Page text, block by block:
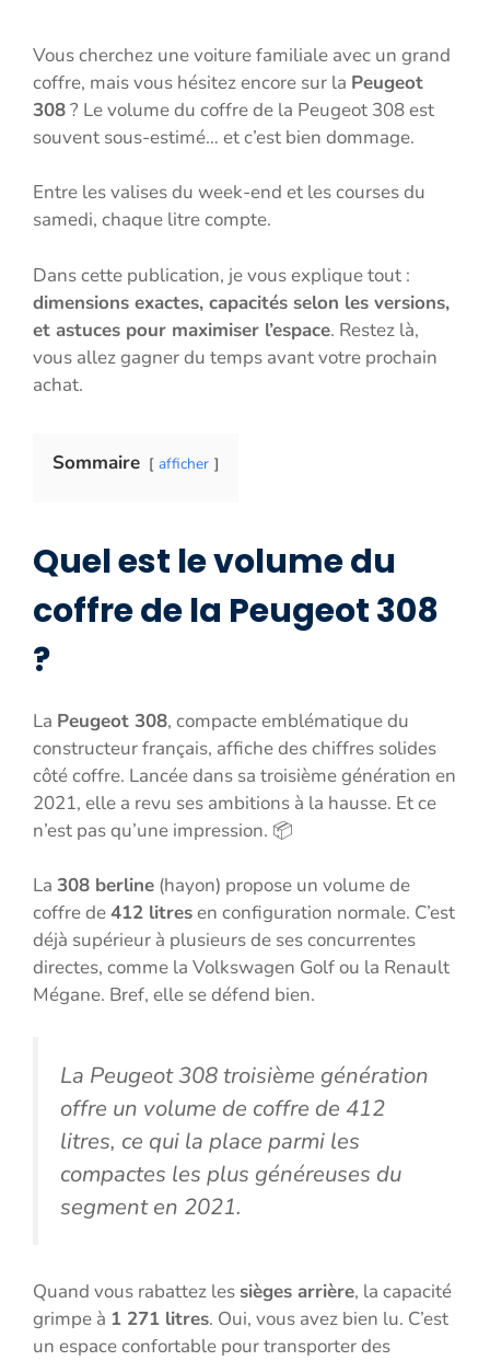
Vous cherchez une voiture familiale avec un grand
coffre, mais vous hésitez encore sur la Peugeot
308? Le volume du coffre de la Peugeot 308 est
souvent sous-estimé… et c’est bien dommage.
Entre les valises du week-end et les courses du
samedi, chaque litre compte.
Dans cette publication, je vous explique tout :
dimensions exactes, capacités selon les versions,
et astuces pour maximiser l’espace. Restez là,
vous allez gagner du temps avant votre prochain
achat.
Sommaire afficher
Quel est le volume du
coffre de la Peugeot 308
?
La Peugeot 308, compacte emblématique du
constructeur français, affiche des chiffres solides
côté coffre. Lancée dans sa troisième génération en
2021, elle a revu ses ambitions à la hausse. Et ce
n’est pas qu’une impression. 📦
La 308 berline (hayon) propose un volume de
coffre de412 litresen configuration normale. C’est
déjà supérieur à plusieurs de ses concurrentes
directes, comme la Volkswagen Golf ou la Renault
Mégane. Bref, elle se défend bien.
La Peugeot 308 troisième génération
offre un volume de coffre de 412
litres, ce qui la place parmi les
compactes les plus généreuses du
segment en 2021.
Quand vous rabattez lessièges arrière, la capacité
grimpe à 1 271 litres. Oui, vous avez bien lu. C’est
un espace confortable pour transporter des